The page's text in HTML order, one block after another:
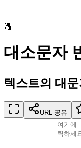
🔠
대소문자
텍스트의 대
URL 공유